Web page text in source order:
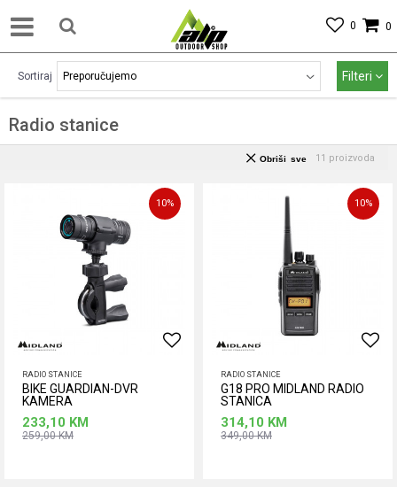
0
0
Radio stanice
Sortiraj Filteri
11 proizvoda
Obriši sve
10%
RADIO STANICE
BIKE GUARDIAN-DVR
KAMERA
233,10 KM
259,00KM
10%
RADIO STANICE
G18 PRO MIDLAND RADIO
STANICA
314,10 KM
349,00KM